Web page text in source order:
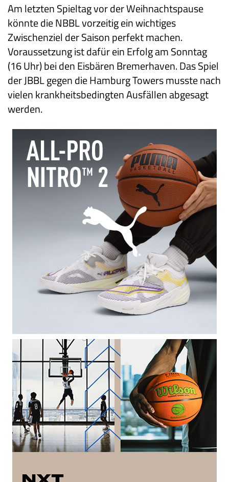
Am letzten Spieltag vor der Weihnachtspause
könnte die NBBL vorzeitig ein wichtiges
Zwischenziel der Saison perfekt machen.
Voraussetzung ist dafür ein Erfolg am Sonntag
(16 Uhr) bei den Eisbären Bremerhaven. Das Spiel
der JBBL gegen die Hamburg Towers musste nach
vielen krankheitsbedingten Ausfällen abgesagt
werden.